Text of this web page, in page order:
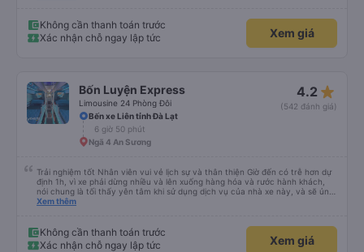
bạn ấy nha. Nếu bạn ấy bị trừ thì bảo bạn ấy liên hệ sđt của mình, mình hỗ
trợ ạ. Số mình đuôi 666, chuyến ĐH-NT ngày 16/1. À các bạn nữ lễ tân xinh
iu còn đổi cho mình phòng đơn sang đôi xong còn note là (một mình) yêu
Không cần thanh toán trước
Xác nhận chỗ ngay lập tức
Xem giá
Bốn Luyện Express
Limousine 24 Phòng Đôi
4.2 star_rate
(542 đánh giá)
Bến xe Liên tỉnh Đà Lạt
6 giờ 50 phút
Ngã 4 An Sương
Trải nghiệm tốt Nhân viên vui vẻ lịch sự và thân thiện Giờ đến có trễ hơn dự
định 1h, vì xe phải dừng nhiều và lên xuống hàng hóa và rước hành khách,
nói chung là tối thấy yên tâm khi sử dụng dịch vụ của nhà xe này, và sẽ ủng
hộ và giới thiệu cho người thân sử dụng dịch vụ của nhà xe này
Xem thêm
Không cần thanh toán trước
Xác nhận chỗ ngay lập tức
Xem giá